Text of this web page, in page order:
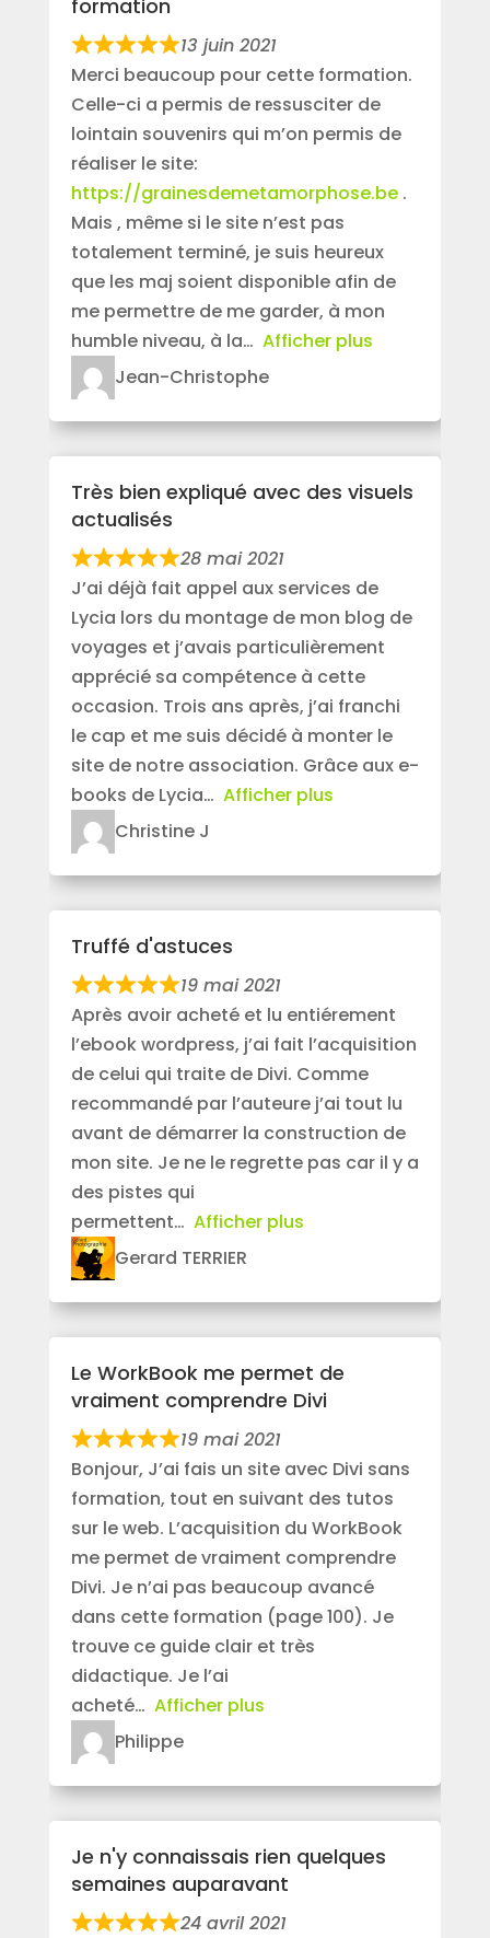
formation
13 juin 2021
Merci beaucoup pour cette formation.
Celle-ci a permis de ressusciter de
lointain souvenirs qui m’on permis de
réaliser le site:
https://grainesdemetamorphose.be.
Mais , même si le site n’est pas
totalement terminé, je suis heureux
que les maj soient disponible afin de
me permettre de me garder, à mon
humble niveau, à la
Afficher plus
Jean-Christophe
Très bien expliqué avec des visuels
actualisés
28 mai 2021
J’ai déjà fait appel aux services de
Lycia lors du montage de mon blog de
voyages et j’avais particulièrement
apprécié sa compétence à cette
occasion. Trois ans après, j’ai franchi
le cap et me suis décidé à monter le
site de notre association. Grâce aux e-
books de Lycia
Afficher plus
Christine J
Truffé d'astuces
19 mai 2021
Après avoir acheté et lu entiérement
l’ebook wordpress, j’ai fait l’acquisition
de celui qui traite de Divi. Comme
recommandé par l’auteure j’ai tout lu
avant de démarrer la construction de
mon site. Je ne le regrette pas car il y a
des pistes qui
permettent
Afficher plus
Gerard TERRIER
Le WorkBook me permet de
vraiment comprendre Divi
19 mai 2021
Bonjour, J’ai fais un site avec Divi sans
formation, tout en suivant des tutos
sur le web. L’acquisition du WorkBook
me permet de vraiment comprendre
Divi. Je n’ai pas beaucoup avancé
dans cette formation (page 100). Je
trouve ce guide clair et très
didactique. Je l’ai
acheté
Afficher plus
Philippe
Je n'y connaissais rien quelques
semaines auparavant
24 avril 2021